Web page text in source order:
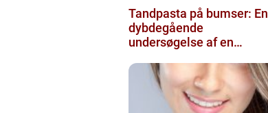
Tandpasta på bumser: En
dybdegående
undersøgelse af en
skønhedsanbefaling